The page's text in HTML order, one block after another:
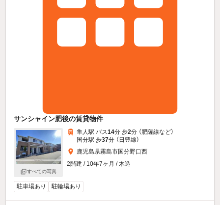
サンシャイン肥後の賃貸物件
すべての写真
隼人駅 バス14分 歩2分 （肥薩線など）
国分駅 歩37分 （日豊線）
鹿児島県霧島市国分野口西
2階建 / 10年7ヶ月 / 木造
駐車場あり 駐輪場あり